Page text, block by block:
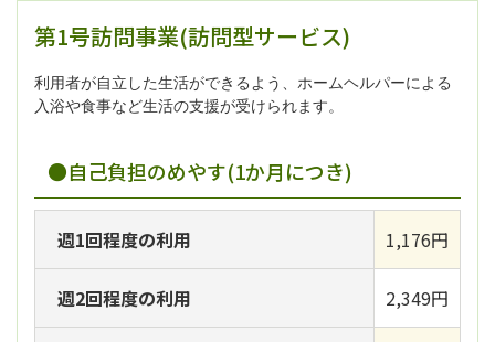
第1号訪問事業(訪問型サービス)
利用者が自立した生活ができるよう、ホームヘルパーによる
入浴や食事など生活の支援が受けられます。
●自己負担のめやす(1か月につき)
週1回程度の利用 1,176円
週2回程度の利用 2,349円